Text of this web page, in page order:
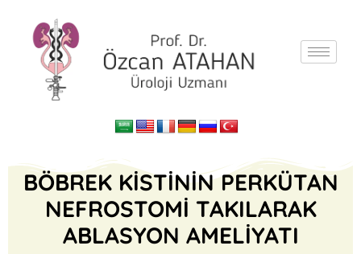
BÖBREK KİSTİNİN PERKÜTAN
NEFROSTOMİ TAKILARAK
ABLASYON AMELİYATI